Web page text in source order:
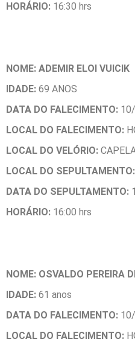
HORÁRIO: 16:30 hrs
NOME: ADEMIR ELOI VUICIK
IDADE: 69 ANOS
DATA DO FALECIMENTO:
LOCAL DO FALECIMENTO:
LOCAL DO VELÓRIO:
LOCAL DO SEPULTAMENTO:
DATA DO SEPULTAMENTO:
HORÁRIO: 16:00 hrs
NOME: OSVALDO PEREIRA
IDADE: 61 anos
DATA DO FALECIMENTO:
LOCAL DO FALECIMENTO: